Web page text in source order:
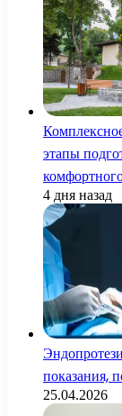
этапы
4 дня назад
показания,
25.04.2026